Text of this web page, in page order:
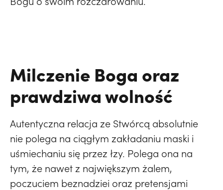
Milczenie Boga oraz
prawdziwa wolność
Autentyczna relacja ze Stwórcą absolutnie
nie polega na ciągłym zakładaniu maski i
uśmiechaniu się przez łzy. Polega ona na
tym, że nawet z największym żalem,
poczuciem beznadziei oraz pretensjami